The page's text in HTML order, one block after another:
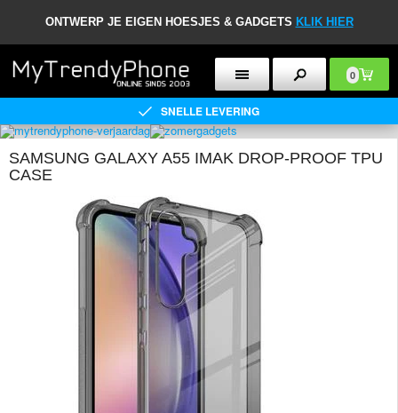
ONTWERP JE EIGEN HOESJES & GADGETS KLIK HIER
0
SNELLE LEVERING
SAMSUNG GALAXY A55 IMAK DROP-PROOF TPU
CASE